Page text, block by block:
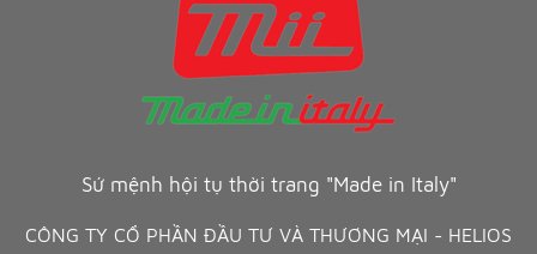
Sứ mệnh hội tụ thời trang "Made in Italy"
CÔNG TY CỔ PHẦN ĐẦU TƯ VÀ THƯƠNG MẠI - HELIOS